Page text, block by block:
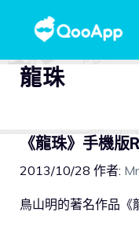
龍珠
《龍珠》手機版
2013/10/28 作者:
鳥山明的著名作品《